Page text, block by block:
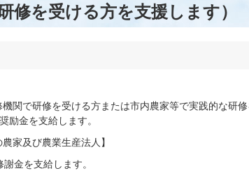
修を受ける方を支援します）
関で研修を受ける方または市内農家等で実践的な研
励金を支給します。
家及び農業生産法人】
金を支給します。